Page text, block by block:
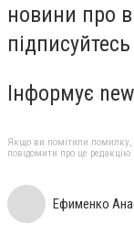
новини про
Інформує
Якщо ви помітили помилку,
повідомити про це редакцію
Ефименко